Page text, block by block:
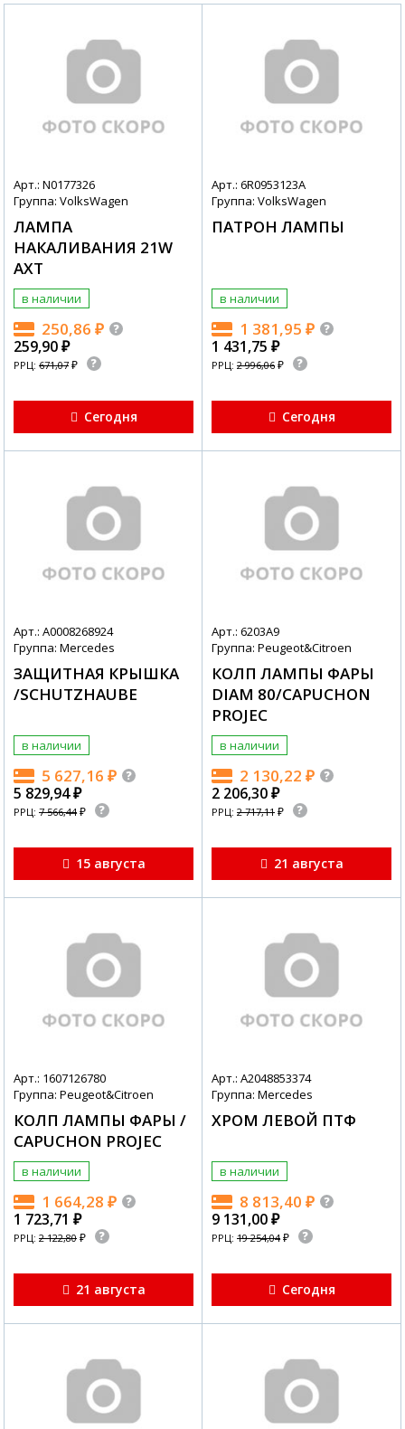
Арт.: N0177326
Группа: VolksWagen
ЛАМПА
НАКАЛИВАНИЯ 21W
АХТ
в наличии
250,86 ₽
259,90₽
РРЦ: 671,07 ₽
Сегодня
Арт.: 6R0953123A
Группа: VolksWagen
ПАТРОН ЛАМПЫ
в наличии
1 381,95 ₽
1 431,75 ₽
РРЦ: 2 996,06 ₽
Сегодня
Арт.: A0008268924
Группа: Mercedes
ЗАЩИТНАЯ КРЫШКА
/SCHUTZHAUBE
в наличии
5 627,16 ₽
5 829,94₽
РРЦ: 7 566,44₽
15 августа
Арт.: 6203A9
Группа: Peugeot&Citroen
КОЛП ЛАМПЫ ФАРЫ
DIAM 80/CAPUCHON
PROJEC
в наличии
2 130,22 ₽
2 206,30₽
РРЦ: 2 717,11 ₽
21 августа
Арт.: 1607126780
Группа: Peugeot&Citroen
КОЛП ЛАМПЫ ФАРЫ /
CAPUCHON PROJEC
в наличии
1 664,28 ₽
1 723,71 ₽
РРЦ: 2 122,80 ₽
21 августа
Арт.: A2048853374
Группа: Mercedes
ХРОМ ЛЕВОЙ ПТФ
в наличии
8 813,40 ₽
9 131,00₽
РРЦ: 19 254,04₽
Сегодня